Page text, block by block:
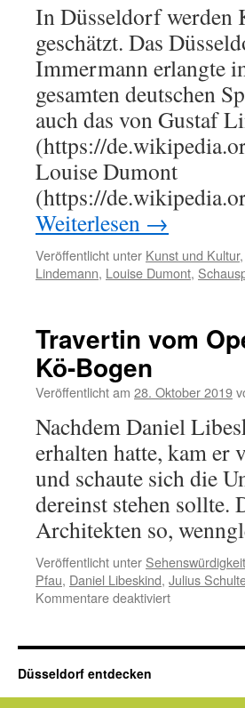
In Düsseldorf werden
geschätzt. Das
Immermann erlangte
gesamten deutschen
auch das von Gustaf
(https://
Louise Dumont
(https://
Weiterlesen →
Veröffentlicht unter Kunst und Kultur,
Lindemann, Louise Dumont,
Travertin vom
Kö-Bogen
Veröffentlicht am 28. Oktober 2019
Nachdem Daniel
erhalten hatte, kam er
und schaute sich die
dereinst stehen sollte.
Architekten so,
Veröffentlicht unter
Pfau, Daniel Libeskind, Julius
Kommentare deaktiviertfür
Opernhaus
für
Düsseldorf entdecken